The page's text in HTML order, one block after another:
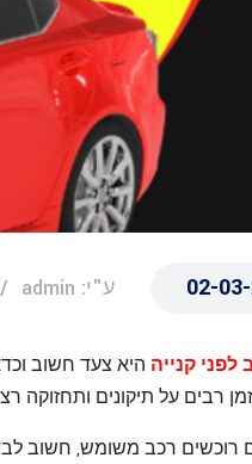
02- ע"י: admin
לפני קנייה היא צעד חשוב
רבים על תיקונים ותחזוקה
רוכשים רכב משומש, חשוב